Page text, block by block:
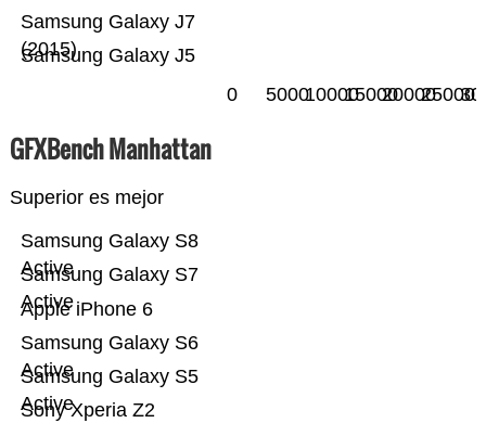
Samsung Galaxy J5
Samsung Galaxy J7
(2015)
0 500010000150002000025000
GFXBench Manhattan
Superior es mejor
Sony Xperia Z2
Samsung Galaxy S5
Active
Samsung Galaxy S6
Active
Apple iPhone 6
Samsung Galaxy S7
Active
Samsung Galaxy S8
Active